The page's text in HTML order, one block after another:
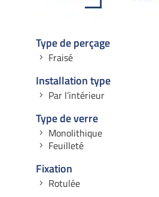
Type de perçage
Fraisé
Installation type
Par l’intérieur
Type de verre
Monolithique
Feuilleté
Fixation
Rotulée